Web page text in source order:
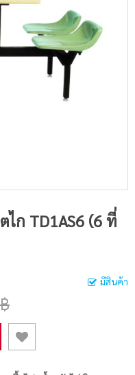
ไก TD1AS6 (6 ที่
มีสินค้า